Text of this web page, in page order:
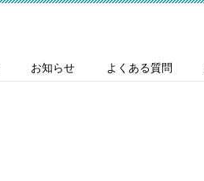
お知らせ よくある質問